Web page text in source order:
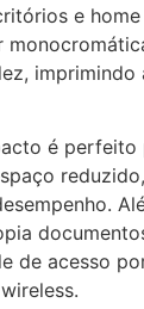
e
imprimindo
é perfeito
de acesso